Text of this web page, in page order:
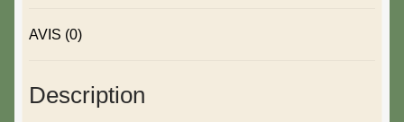
AVIS (0)
Description